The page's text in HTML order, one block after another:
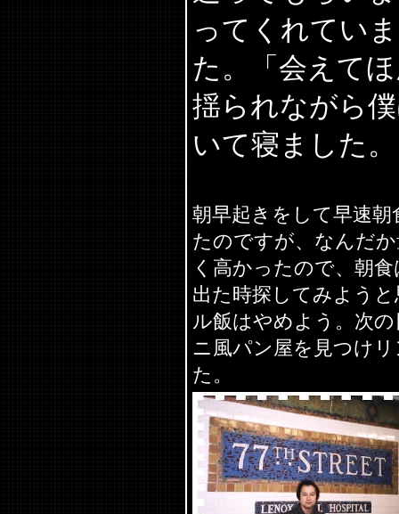
ってくれてい
た。「会えて
揺られながら
いて寝ました。
朝早起きをして早速
たのですが、なんだ
く高かったので、朝
出た時探してみよう
ル飯はやめよう。次
ニ風パン屋を見つけ
た。